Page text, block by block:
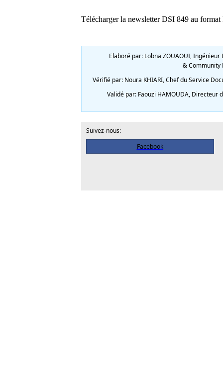
Télécharger la newsletter DSI 849 au
Elaboré par: Lobna ZOUAOUI,
& Community
Vérifié par: Noura KHIARI, Chef du Service
Validé par: Faouzi HAMOUDA,
Suivez-nous:
Facebook